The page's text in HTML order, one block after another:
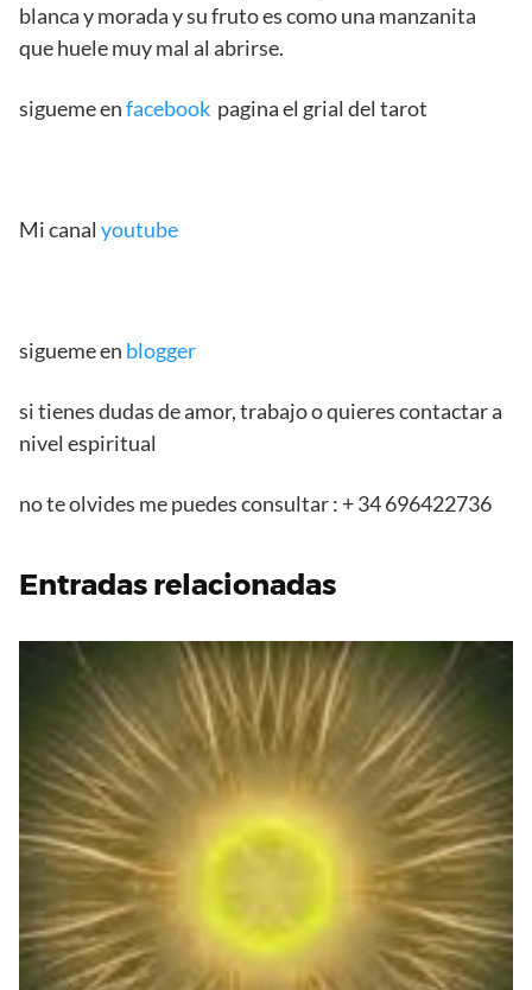
blanca y morada y su fruto es como una manzanita
que huele muy mal al abrirse.
sigueme enfacebook pagina el grial del tarot
Mi canal youtube
sigueme en blogger
si tienes dudas de amor, trabajo o quieres contactar a
nivel espiritual
no te olvides me puedes consultar : + 34 696422736
Entradas relacionadas